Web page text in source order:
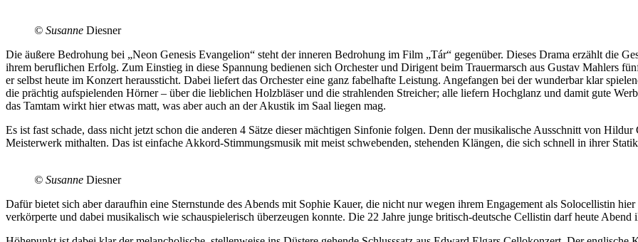
© Susanne Diesner
Die äußere Bedrohung bei „Neon Genesis Evangelion“ steht der inneren Bedrohung im Film „Tár“ gegenüber. Dieses Drama erzählt die
ihrem beruflichen Erfolg. Zum Einstieg in diese Spannung bedienen sich Orchester und Dirigent beim Trauermarsch aus Gustav Mahlers
er selbst heute im Konzert heraussticht. Dabei liefert das Orchester eine ganz fabelhafte Leistung. Angefangen bei der wunderbar klar
die prächtig aufspielenden Hörner – über die lieblichen Holzbläser und die strahlenden Streicher; alle liefern Hochglanz und damit gute
das Tamtam wirkt hier etwas matt, was aber auch an der Akustik im Saal liegen mag.
Es ist fast schade, dass nicht jetzt schon die anderen 4 Sätze dieser mächtigen Sinfonie folgen. Denn der musikalische Ausschnitt von
Meisterwerk mithalten. Das ist einfache Akkord-Stimmungsmusik mit meist schwebenden, stehenden Klängen, die sich schnell in ihrer
© Susanne Diesner
Dafür bietet sich aber daraufhin eine Sternstunde des Abends mit Sophie Kauer, die nicht nur wegen ihrem Engagement als Solocellistin
verkörperte und dabei musikalisch wie schauspielerisch überzeugen konnte. Die 22 Jahre junge britisch-deutsche Cellistin darf heute